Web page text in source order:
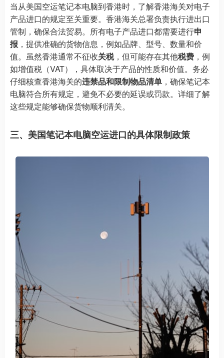
当从美国空运笔记本电脑到香港时，了解香港海关对电子
产品进口的规定至关重要。香港海关总署负责执行进出口
管制，确保合法贸易。所有电子产品进口都需要进行申
报 ，提供准确的货物信息，例如品牌、型号、数量和价
值。虽然香港通常不征收关税，但可能存在其他税费 ，例
如增值税（VAT），具体取决于产品的性质和价值。务必
仔细核查香港海关的违禁品和限制物品清单 ，确保笔记本
电脑符合所有规定，避免不必要的延误或罚款。详细了解
这些规定能够确保货物顺利清关。
三、美国笔记本电脑空运进口的具体限制政策